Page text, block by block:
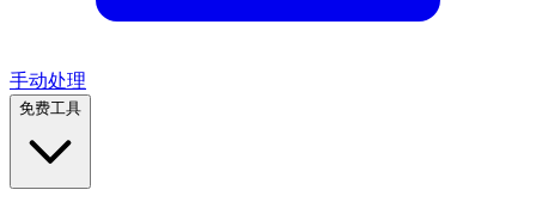
手动处理
免费工具